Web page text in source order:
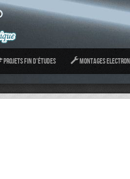
Projets fin d'études Montages